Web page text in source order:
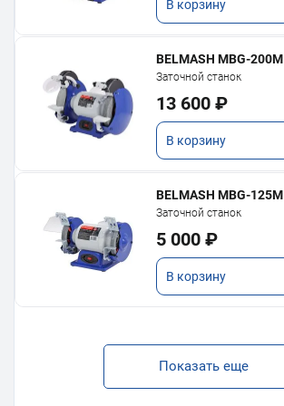
В корзину
BELMASH MBG-200M
Заточной станок
13 600 ₽
В корзину
BELMASH MBG-125M
Заточной станок
5 000 ₽
В корзину
Показать еще